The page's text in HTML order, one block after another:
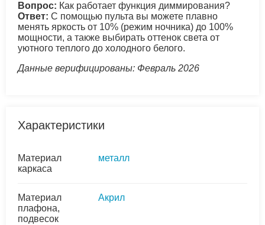
Вопрос: Как работает функция диммирования?
Ответ: С помощью пульта вы можете плавно
менять яркость от 10% (режим ночника) до 100%
мощности, а также выбирать оттенок света от
уютного теплого до холодного белого.
Данные верифицированы: Февраль 2026
Характеристики
Материал
каркаса
металл
Материал
плафона,
подвесок
Акрил